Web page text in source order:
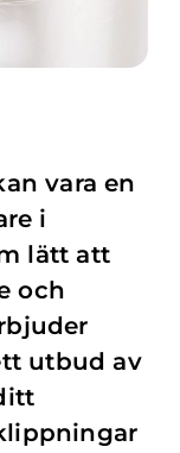
vara en
i
lätt att
och
utbud av